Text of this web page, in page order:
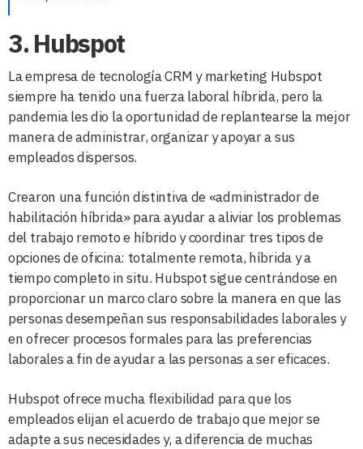
3. Hubspot
La empresa de tecnología CRM y marketing Hubspot
siempre ha tenido una fuerza laboral híbrida, pero la
pandemia les dio la oportunidad de replantearse la mejor
manera de administrar, organizar y apoyar a sus
empleados dispersos.
Crearon una función distintiva de «administrador de
habilitación híbrida» para ayudar a aliviar los problemas
del trabajo remoto e híbrido y coordinar tres tipos de
opciones de oficina: totalmente remota, híbrida y a
tiempo completo in situ. Hubspot sigue centrándose en
proporcionar un marco claro sobre la manera en que las
personas desempeñan sus responsabilidades laborales y
en ofrecer procesos formales para las preferencias
laborales a fin de ayudar a las personas a ser eficaces.
Hubspot ofrece mucha flexibilidad para que los
empleados elijan el acuerdo de trabajo que mejor se
adapte a sus necesidades y, a diferencia de muchas